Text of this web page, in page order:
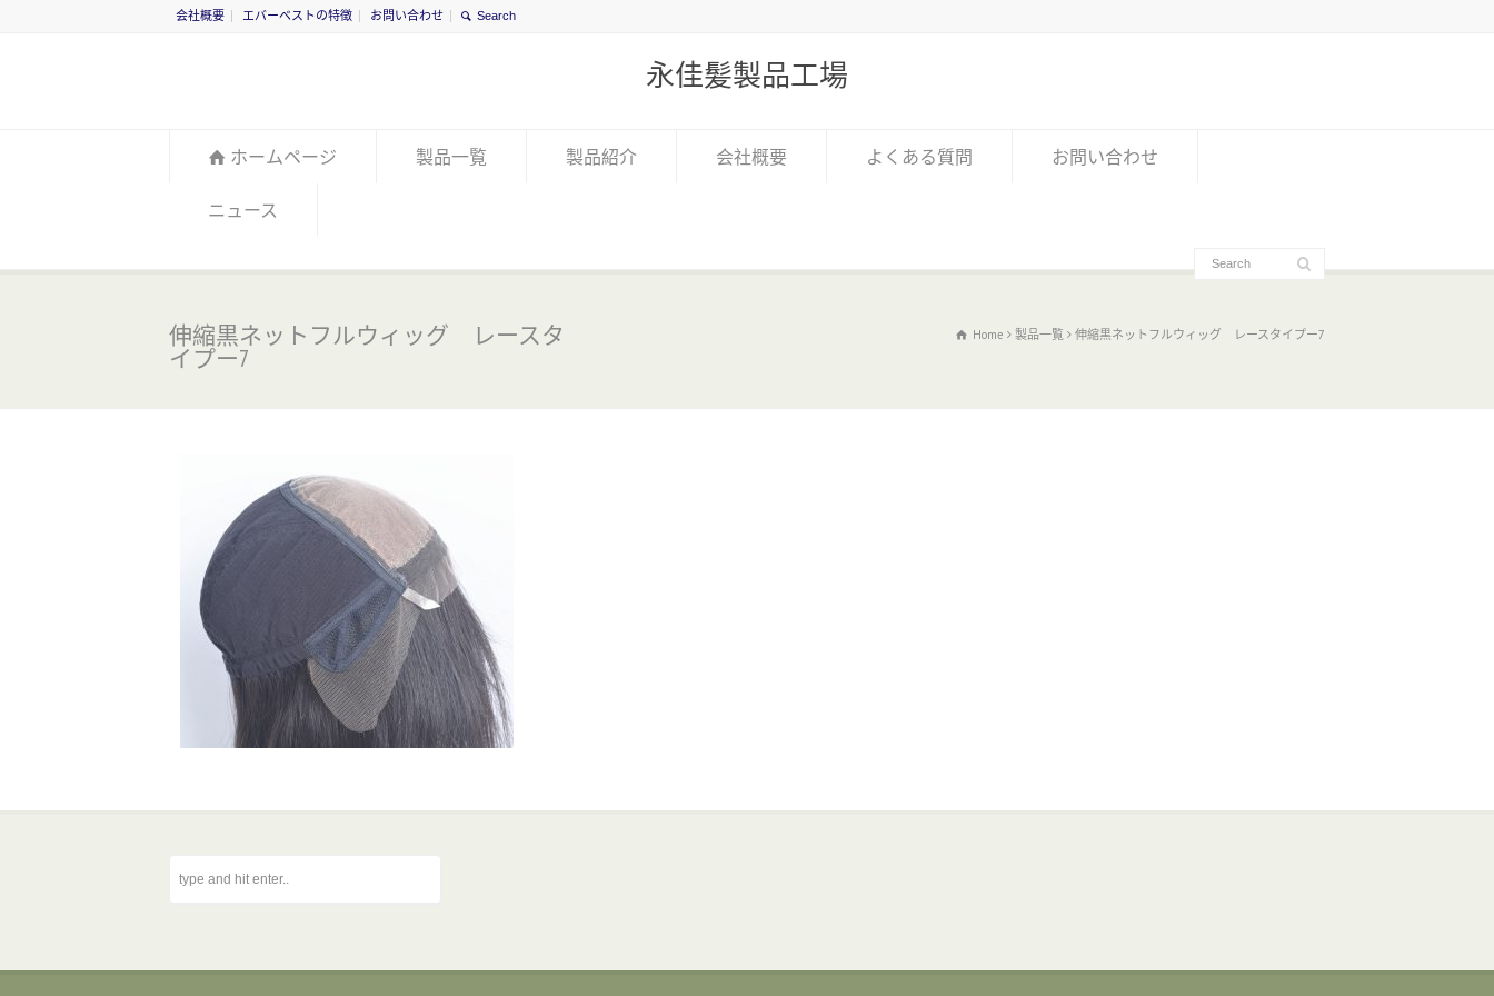
会社概要 エバーベストの特徴 お問い合わせ
永佳髪製品工場
ホームページ 製品一覧 製品紹介 会社概要 よくある質問 お問い合わせ
ニュース
伸縮黒ネットフルウィッグ レースタ
イプー7
Home 製品一覧 伸縮黒ネットフルウィッグ レースタイプー7